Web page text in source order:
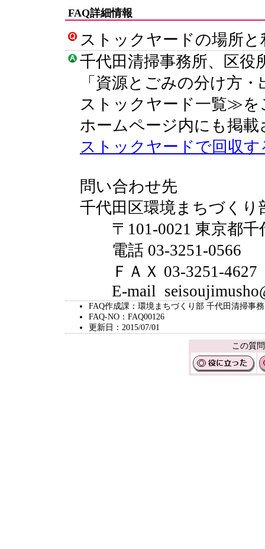
FAQ詳細情報
ストックヤードの場所
千代田清掃事務所、区役
「資源とごみの分け方
ストックヤード一覧≫を
ホームページ内にも掲
ストックヤードで回収す
問い合わせ先
千代田区環境まちづくり
〒101-0021 東京都千
電話 03-3251-0566
ＦＡＸ 03-3251-4627
E-mail
FAQ作成課：環境まちづくり部 千代田清掃事
FAQ-NO：FAQ00126
更新日：2015/07/01
この質